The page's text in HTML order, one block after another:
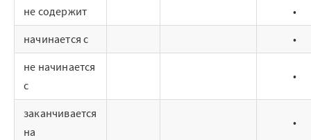
Для аналитиков
Для IT-специалистов
Маркетплейс
не содержит
•
начинается с
•
не начинается
с
•
заканчивается
на
•